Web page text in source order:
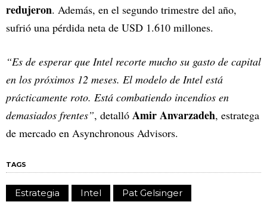
redujeron. Además, en el segundo trimestre del año,
sufrió una pérdida neta de USD 1.610 millones.
“Es de esperar que Intel recorte mucho su gasto de capital
en los próximos 12 meses. El modelo de Intel está
prácticamente roto. Está combatiendo incendios en
demasiados frentes”, detalló Amir Anvarzadeh, estratega
de mercado en Asynchronous Advisors.
TAGS
Estrategia Intel Pat Gelsinger